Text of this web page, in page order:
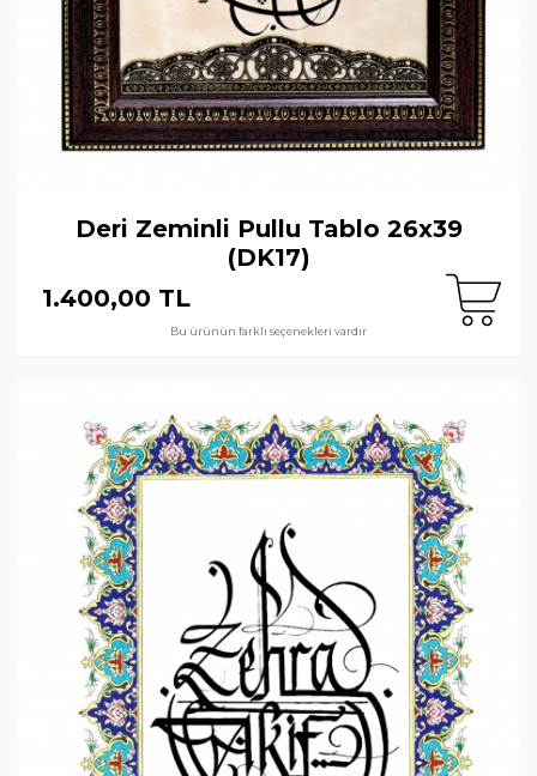
Deri Zeminli Pullu Tablo 26x39
(DK17)
1.400,00 TL
Bu ürünün farklı seçenekleri vardır